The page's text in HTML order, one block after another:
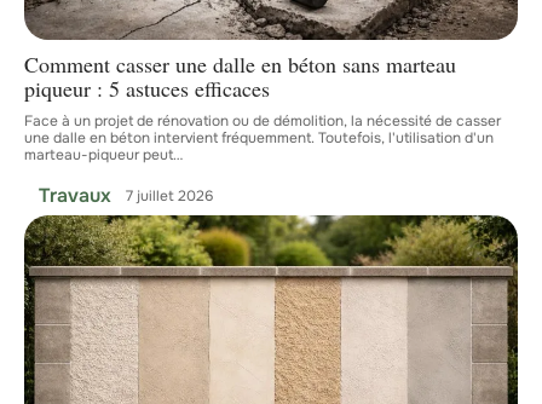
Comment casser une dalle en béton sans marteau
piqueur : 5 astuces efficaces
Face à un projet de rénovation ou de démolition, la nécessité de casser
une dalle en béton intervient fréquemment. Toutefois, l'utilisation d'un
marteau-piqueur peut…
Travaux 7 juillet 2026